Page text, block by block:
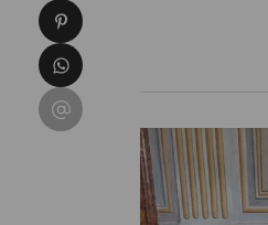
Condividi su Pinterest
Condividi su WhatsApp
Condividi su Email